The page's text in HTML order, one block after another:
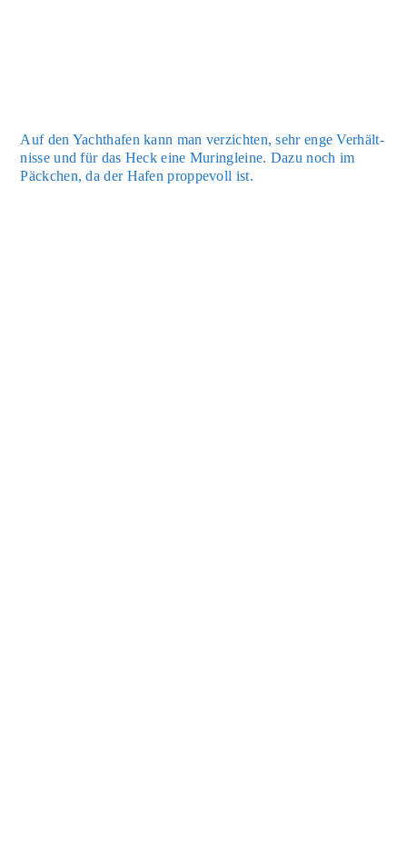
Auf den Yacht­ha­fen kann man ver­zich­ten, sehr enge Ver­hält­
nis­se und für das Heck eine Muring­lei­ne. Dazu noch im
Päck­chen, da der Hafen prop­pe­voll ist.